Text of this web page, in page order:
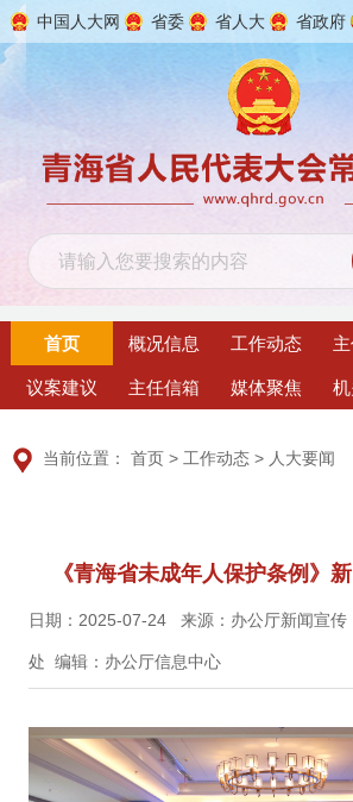
中国人大网 省委 省人大 省政府
首页 概况信息 工作动态
议案建议 主任信箱 媒体聚焦
当前位置：首页 >工作动态 > 人大要闻
《青海省未成年人保护条例》
日期：2025-07-24 来源：办公厅新闻宣传
处 编辑：办公厅信息中心